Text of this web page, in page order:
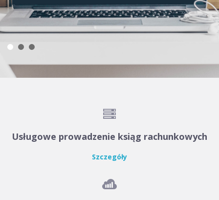
• • •

Usługowe prowadzenie ksiąg rachunkowych
Szczegóły
